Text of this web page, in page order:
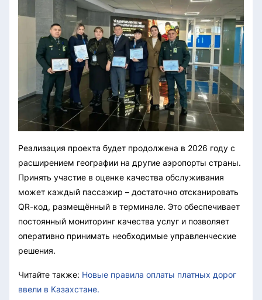
Реализация проекта будет продолжена в 2026 году с
расширением географии на другие аэропорты страны.
Принять участие в оценке качества обслуживания
может каждый пассажир – достаточно отсканировать
QR-код, размещённый в терминале. Это обеспечивает
постоянный мониторинг качества услуг и позволяет
оперативно принимать необходимые управленческие
решения.
Читайте также: Новые правила оплаты платных дорог
ввели в Казахстане.